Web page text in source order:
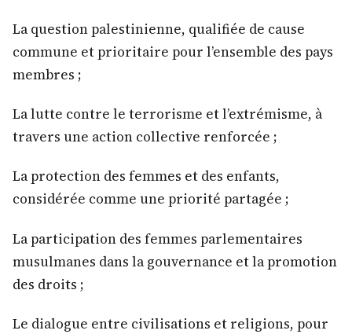
La question palestinienne, qualifiée de cause
commune et prioritaire pour l’ensemble des pays
membres ;
La lutte contre le terrorisme et l’extrémisme, à
travers une action collective renforcée ;
La protection des femmes et des enfants,
considérée comme une priorité partagée ;
La participation des femmes parlementaires
musulmanes dans la gouvernance et la promotion
des droits ;
Le dialogue entre civilisations et religions, pour